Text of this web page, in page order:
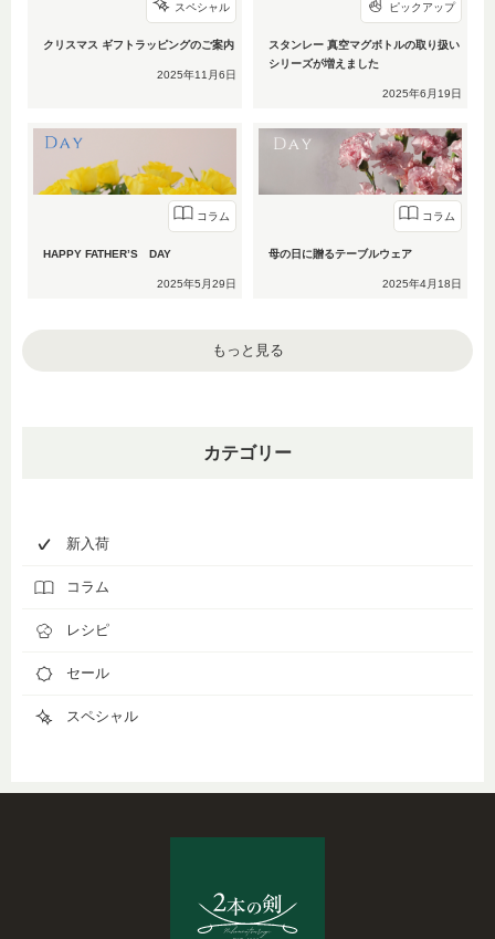
スペシャル
クリスマス ギフトラッピングのご案内
2025年11月6日
ピックアップ
スタンレー 真空マグボトルの取り扱い
シリーズが増えました
2025年6月19日
コラム
HAPPY FATHER’S DAY
2025年5月29日
コラム
母の日に贈るテーブルウェア
2025年4月18日
もっと見る
カテゴリー
新入荷
コラム
レシピ
セール
スペシャル